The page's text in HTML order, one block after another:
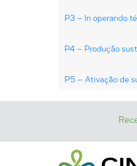
P3 – In operando
P4 – Produção
P5 – Ativação de